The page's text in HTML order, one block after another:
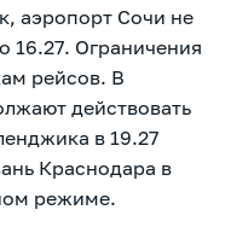
аэропорт Сочи не
16.27. Ограничения
рейсов. В
действовать
в 19.27
Краснодара в
режиме.